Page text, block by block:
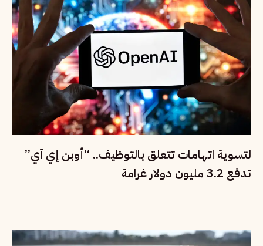
لتسوية اتهامات تتعلق بالتوظيف.. “أوبن إي آي”
تدفع 3.2 مليون دولار غرامة